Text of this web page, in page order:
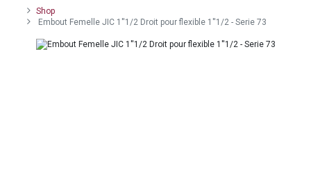
Shop
Embout Femelle JIC 1''1/2 Droit pour flexible 1''1/2 - Serie 73